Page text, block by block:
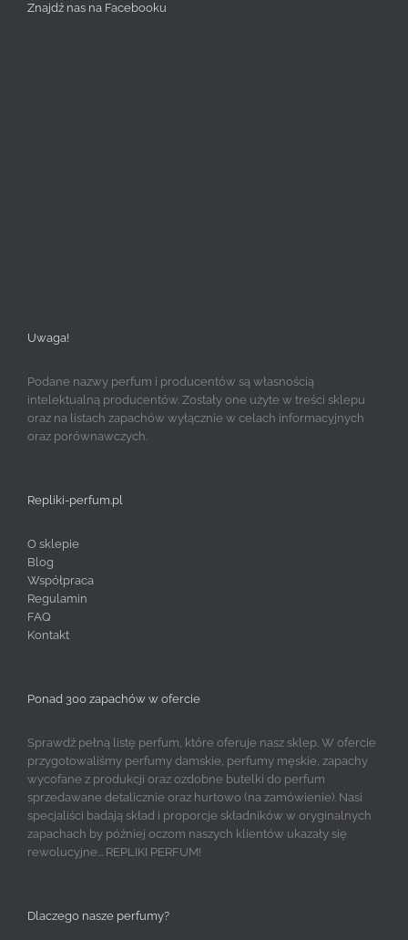
Znajdź nas na Facebooku
Uwaga!
Podane nazwy perfum i producentów są własnością
intelektualną producentów. Zostały one użyte w treści sklepu
oraz na listach zapachów wyłącznie w celach informacyjnych
oraz porównawczych.
Repliki-perfum.pl
O sklepie
Blog
Współpraca
Regulamin
FAQ
Kontakt
Ponad 300 zapachów w ofercie
Sprawdź pełną listę perfum, które oferuje nasz sklep. W ofercie
przygotowaliśmy perfumy damskie, perfumy męskie, zapachy
wycofane z produkcji oraz ozdobne butelki do perfum
sprzedawane detalicznie oraz hurtowo (na zamówienie). Nasi
specjaliści badają skład i proporcje składników w oryginalnych
zapachach by później oczom naszych klientów ukazały się
rewolucyjne... REPLIKI PERFUM!
Dlaczego nasze perfumy?